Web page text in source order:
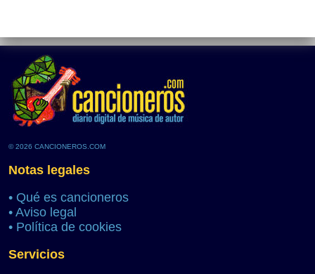
© 2026 CANCIONEROS.COM
Notas legales
• Qué es cancioneros
• Aviso legal
• Política de cookies
Servicios